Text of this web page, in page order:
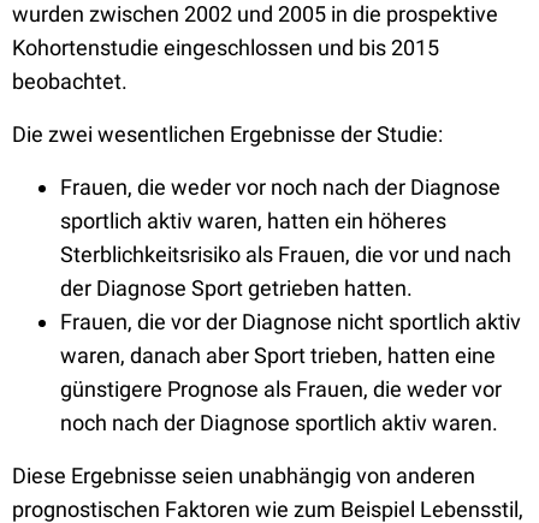
wurden zwischen 2002 und 2005 in die prospektive
Kohortenstudie eingeschlossen und bis 2015
beobachtet.
Die zwei wesentlichen Ergebnisse der Studie:
Frauen, die weder vor noch nach der Diagnose
sportlich aktiv waren, hatten ein höheres
Sterblichkeitsrisiko als Frauen, die vor und nach
der Diagnose Sport getrieben hatten.
Frauen, die vor der Diagnose nicht sportlich aktiv
waren, danach aber Sport trieben, hatten eine
günstigere Prognose als Frauen, die weder vor
noch nach der Diagnose sportlich aktiv waren.
Diese Ergebnisse seien unabhängig von anderen
prognostischen Faktoren wie zum Beispiel Lebensstil,